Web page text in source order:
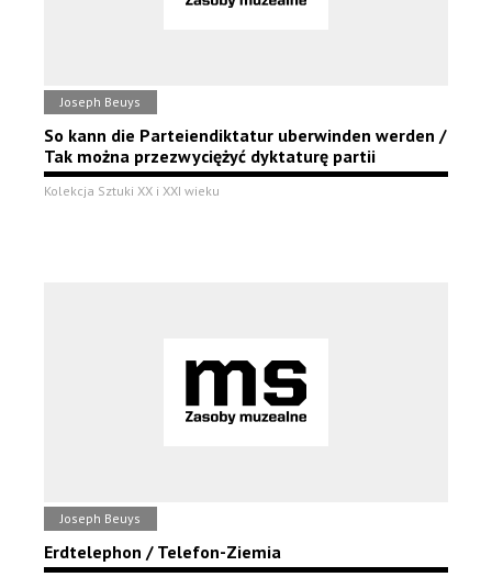
Joseph Beuys
So kann die Parteiendiktatur uberwinden werden /
Tak można przezwyciężyć dyktaturę partii
Kolekcja Sztuki XX i XXI wieku
Joseph Beuys
Erdtelephon / Telefon-Ziemia